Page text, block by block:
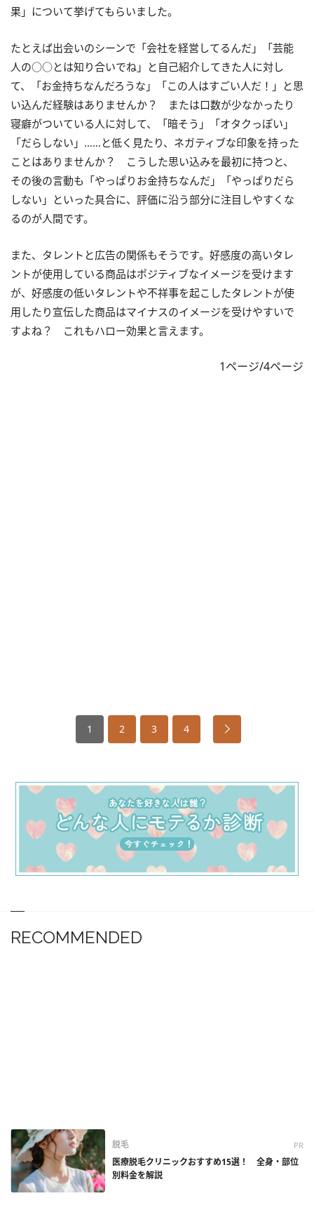
果」について挙げてもらいました。
たとえば出会いのシーンで「会社を経営してるんだ」「芸能
人の○○とは知り合いでね」と自己紹介してきた人に対し
て、「お金持ちなんだろうな」「この人はすごい人だ！」と思
い込んだ経験はありませんか？ または口数が少なかったり
寝癖がついている人に対して、「暗そう」「オタクっぽい」
「だらしない」……と低く見たり、ネガティブな印象を持った
ことはありませんか？ こうした思い込みを最初に持つと、
その後の言動も「やっぱりお金持ちなんだ」「やっぱりだら
しない」といった具合に、評価に沿う部分に注目しやすくな
るのが人間です。
また、タレントと広告の関係もそうです。好感度の高いタレ
ントが使用している商品はポジティブなイメージを受けます
が、好感度の低いタレントや不祥事を起こしたタレントが使
用したり宣伝した商品はマイナスのイメージを受けやすいで
すよね？ これもハロー効果と言えます。
1ページ/4ページ
1 2 3 4
RECOMMENDED
脱毛 PR
医療脱毛クリニックおすすめ15選！ 全身・部位
別料金を解説